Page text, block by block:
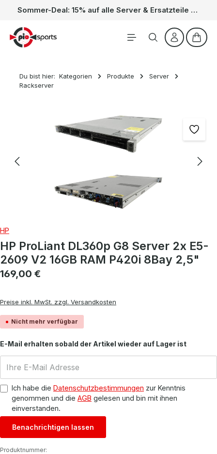
Zum Hauptinhalt springen Sommer-Deal: 15% auf alle Server & Ersatzteile – Kein Code nötig, der Rabatt wird automatisch im Warenkorb abgezogen. Gültig vom 01.06. bis 31.08.
Du bist hier: Kategorien Produkte
Server
Rackserver
HP
HP ProLiant DL360p G8 Server 2x E5-
2609 V2 16GB RAM P420i 8Bay 2,5"
Regulärer Preis:
169,00 €
Preise inkl. MwSt. zzgl. Versandkosten
Nicht mehr verfügbar
E-Mail erhalten sobald der Artikel wieder auf Lager ist
Ich habe die Datenschutzbestimmungen zur Kenntnis
genommen und die AGB gelesen und bin mit ihnen
einverstanden.
Benachrichtigen lassen
Produktnummer: